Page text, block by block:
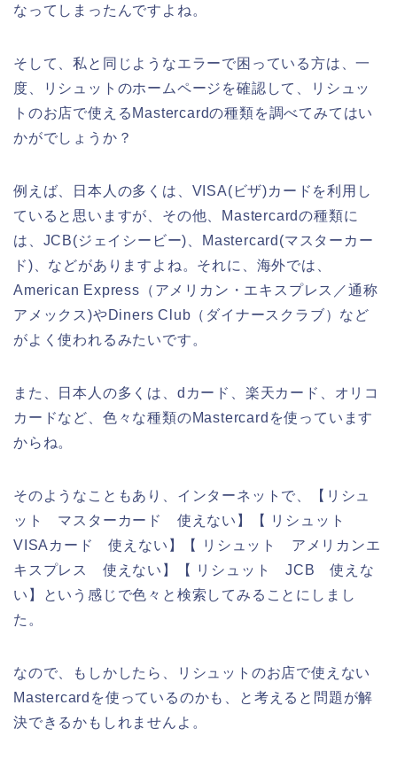
なってしまったんですよね。
そして、私と同じようなエラーで困っている方は、一
度、リシュットのホームページを確認して、リシュッ
トのお店で使えるMastercardの種類を調べてみてはい
かがでしょうか？
例えば、日本人の多くは、VISA(ビザ)カードを利用し
ていると思いますが、その他、Mastercardの種類に
は、JCB(ジェイシービー)、Mastercard(マスターカー
ド)、などがありますよね。それに、海外では、
American Express（アメリカン・エキスプレス／通称
アメックス)やDiners Club（ダイナースクラブ）など
がよく使われるみたいです。
また、日本人の多くは、dカード、楽天カード、オリコ
カードなど、色々な種類のMastercardを使っています
からね。
そのようなこともあり、インターネットで、【リシュ
ット マスターカード 使えない】【 リシュット
VISAカード 使えない】【 リシュット アメリカンエ
キスプレス 使えない】【 リシュット JCB 使えな
い】という感じで色々と検索してみることにしまし
た。
なので、もしかしたら、リシュットのお店で使えない
Mastercardを使っているのかも、と考えると問題が解
決できるかもしれませんよ。